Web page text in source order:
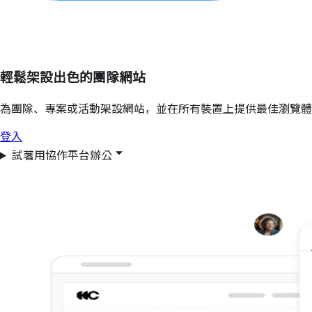
輕鬆架設出色的團隊網站
為團隊、專案或活動架設網站，並在所有裝置上提供最佳瀏覽
登入
試著用協作平台辦公